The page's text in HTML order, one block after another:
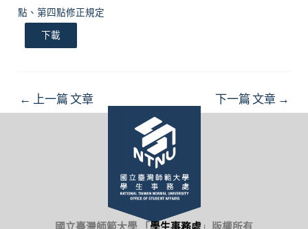
點、第四點修正規定
下載
Post
navigation
← 上一篇 文章 下一篇 文章 →